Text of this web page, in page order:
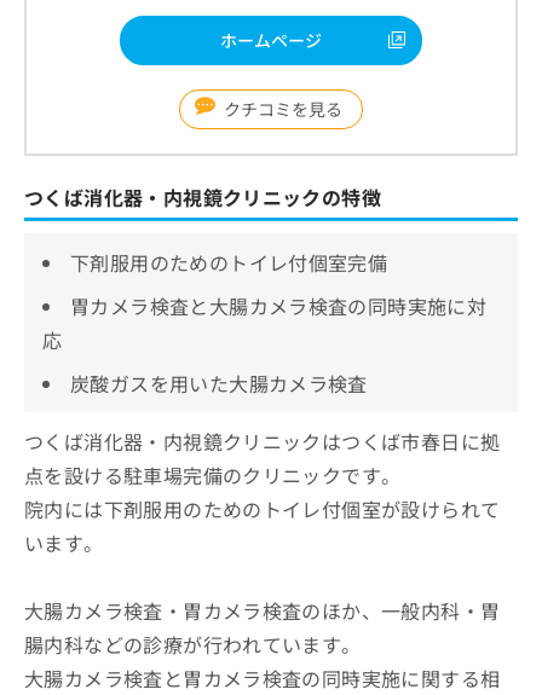
ホームページ
クチコミを見る
つくば消化器・内視鏡クリニックの特徴
下剤服用のためのトイレ付個室完備
胃カメラ検査と大腸カメラ検査の同時実施に対
応
炭酸ガスを用いた大腸カメラ検査
つくば消化器・内視鏡クリニックはつくば市春日に拠
点を設ける駐車場完備のクリニックです。
院内には下剤服用のためのトイレ付個室が設けられて
います。
大腸カメラ検査・胃カメラ検査のほか、一般内科・胃
腸内科などの診療が行われています。
大腸カメラ検査と胃カメラ検査の同時実施に関する相